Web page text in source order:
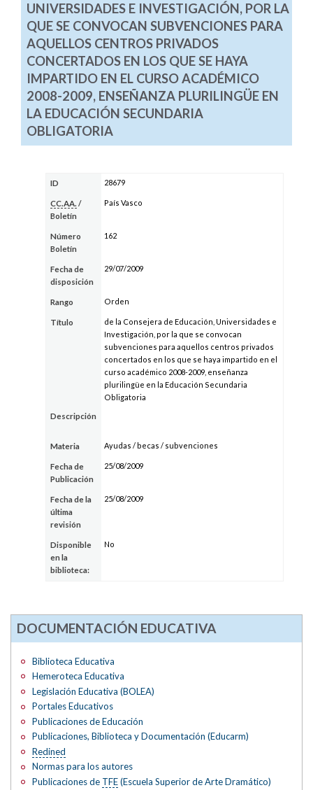
UNIVERSIDADES E INVESTIGACIÓN, POR LA
QUE SE CONVOCAN SUBVENCIONES PARA
AQUELLOS CENTROS PRIVADOS
CONCERTADOS EN LOS QUE SE HAYA
IMPARTIDO EN EL CURSO ACADÉMICO
2008-2009, ENSEÑANZA PLURILINGÜE EN
LA EDUCACIÓN SECUNDARIA
OBLIGATORIA
ID 28679
CC.AA. /
Boletín
País Vasco
Número
Boletín
162
Fecha de
disposición
29/07/2009
Rango Orden
Título
de la Consejera de Educación, Universidades e
Investigación, por la que se convocan
subvenciones para aquellos centros privados
concertados en los que se haya impartido en el
curso académico 2008-2009, enseñanza
plurilingüe en la Educación Secundaria
Obligatoria
Descripción
Materia Ayudas / becas / subvenciones
Fecha de
Publicación
25/08/2009
Fecha de la
última
revisión
25/08/2009
Disponible
en la
biblioteca:
No
DOCUMENTACIÓN EDUCATIVA
Biblioteca Educativa
Hemeroteca Educativa
Legislación Educativa (BOLEA)
Portales Educativos
Publicaciones de Educación
Publicaciones, Biblioteca y Documentación (Educarm)
Redined
Normas para los autores
Publicaciones de TFE(Escuela Superior de Arte Dramático)